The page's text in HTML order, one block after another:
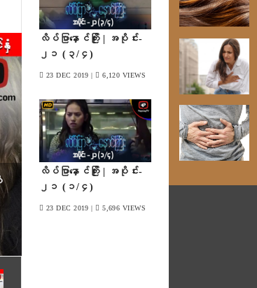
Nextလိပ်ပြာနှောင်ကြိုး | အပိုင်း-
၂၁ (၃/၄)
23 DEC 2019 | 6,120 VIEWS
လိပ်ပြာနှောင်ကြိုး | အပိုင်း-
၂၁ (၁/၄)
23 DEC 2019 | 5,696 VIEWS